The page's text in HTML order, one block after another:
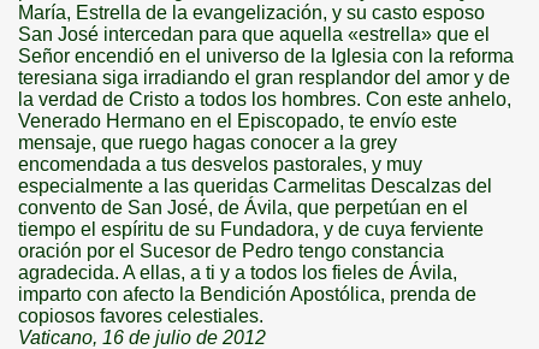
María, Estrella de la evangelización, y su casto esposo
San José intercedan para que aquella «estrella» que el
Señor encendió en el universo de la Iglesia con la reforma
teresiana siga irradiando el gran resplandor del amor y de
la verdad de Cristo a todos los hombres. Con este anhelo,
Venerado Hermano en el Episcopado, te envío este
mensaje, que ruego hagas conocer a la grey
encomendada a tus desvelos pastorales, y muy
especialmente a las queridas Carmelitas Descalzas del
convento de San José, de Ávila, que perpetúan en el
tiempo el espíritu de su Fundadora, y de cuya ferviente
oración por el Sucesor de Pedro tengo constancia
agradecida. A ellas, a ti y a todos los fieles de Ávila,
imparto con afecto la Bendición Apostólica, prenda de
copiosos favores celestiales.
Vaticano, 16 de julio de 2012